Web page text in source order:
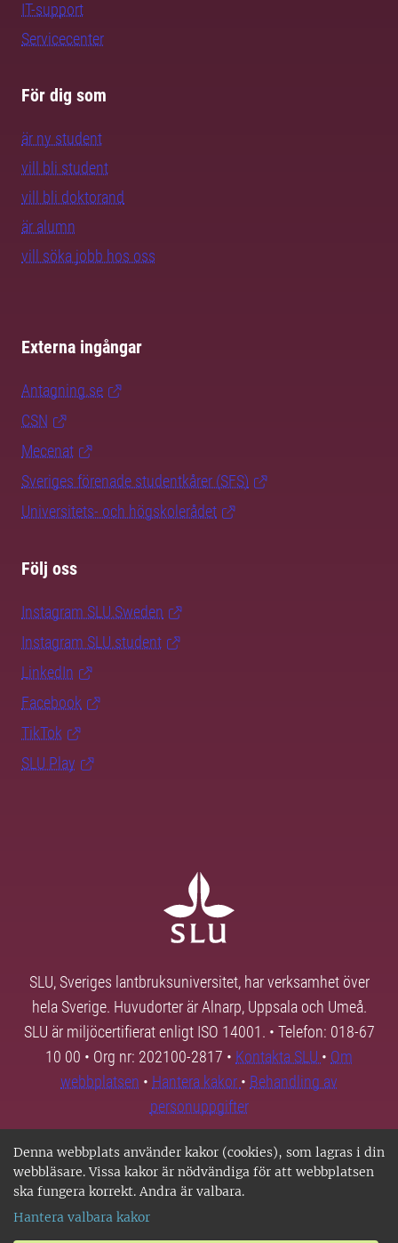
Denna webbplats använder kakor (cookies), som lagras i din
webbläsare. Vissa kakor är nödvändiga för att webbplatsen
ska fungera korrekt. Andra är valbara.
Hantera valbara kakor
IT-support
Servicecenter
För dig som
är ny student
vill bli student
vill bli doktorand
är alumn
vill söka jobb hos oss
Externa ingångar
Antagning.se
CSN
Mecenat
Sveriges förenade studentkårer (SFS)
Universitets- och högskolerådet
Följ oss
Instagram SLU.Sweden
Instagram SLU.student
LinkedIn
Facebook
TikTok
SLU Play
SLU, Sveriges lantbruksuniversitet, har verksamhet över
hela Sverige. Huvudorter är Alnarp, Uppsala och Umeå.
SLU är miljöcertifierat enligt ISO 14001. • Telefon: 018-67
10 00 • Org nr: 202100-2817 • Kontakta SLU • Om
webbplatsen • Hantera kakor • Behandling av
personuppgifter